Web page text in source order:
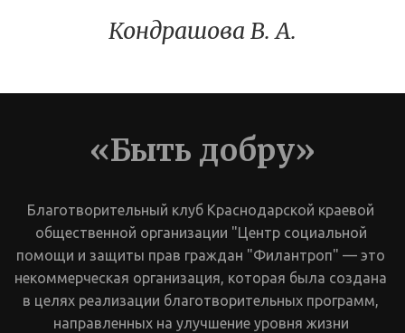
Кондрашова В. А.
«Быть добру»
Благотворительный клуб Краснодарской краевой
общественной организации "Центр социальной
помощи и защиты прав граждан "Филантроп" — это
некоммерческая организация, которая была создана
в целях реализации благотворительных программ,
направленных на улучшение уровня жизни